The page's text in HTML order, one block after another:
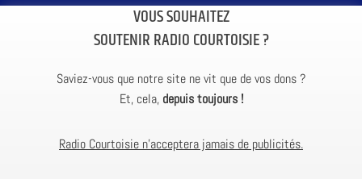
VOUS SOUHAITEZ
SOUTENIR RADIO COURTOISIE ?
Saviez-vous que notre site ne vit que de vos dons ?
Et, cela, depuis toujours !
Radio Courtoisie n’acceptera jamais de publicités.